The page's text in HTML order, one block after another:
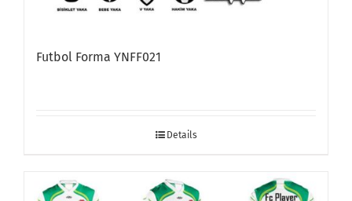
Futbol Forma YNFF021
Details